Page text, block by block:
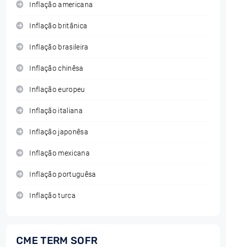
Inflação americana
Inflação britânica
Inflação brasileira
Inflação chinêsa
Inflação europeu
Inflação italiana
Inflação japonêsa
Inflação mexicana
Inflação portuguêsa
Inflação turca
CME TERM SOFR